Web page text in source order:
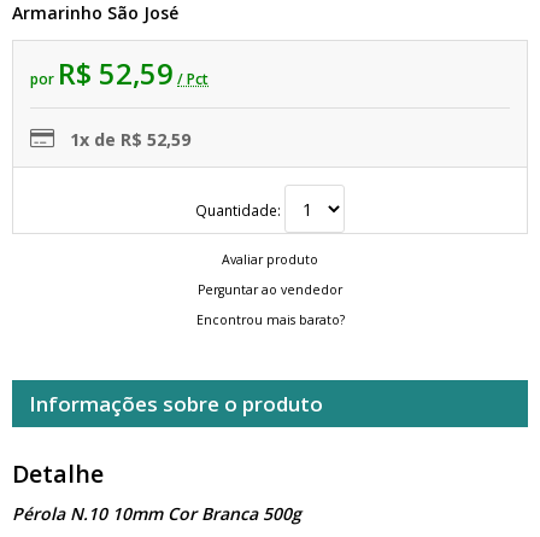
Armarinho São José
por R$ 52,59 / Pct
1x de R$ 52,59
Quantidade:
Avaliar produto
Perguntar ao vendedor
Encontrou mais barato?
Informações sobre o produto
Detalhe
Pérola N.10 10mm Cor Branca 500g